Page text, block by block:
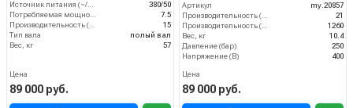
Источник питания (~/В/Гц)
380/50
Потребляемая мощность (кВт)
7.5
Производительность (л/мин)
15
Тип вала
полый вал
Вес, кг
57
Цена
89 000 руб.
Артикул
my.20857
Производительность (л/мин)
21
Производительность (л/ч)
1260
Вес, кг
10.4
Давление (бар)
250
Напряжение (В)
400
Цена
89 000 руб.